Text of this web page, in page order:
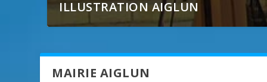
ILLUSTRATION AIGLUN
MAIRIE AIGLUN